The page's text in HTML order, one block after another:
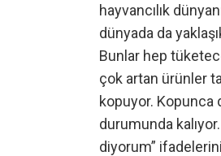
hayvancılık
dünyada da
Bunlar hep
çok artan ürünler
kopuyor. Kopunca
durumunda
diyorum”